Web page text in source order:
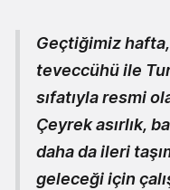
Geçtiğimiz
teveccühü ile
sıfatıyla resmi
Çeyrek asırlık,
daha da ileri
geleceği için